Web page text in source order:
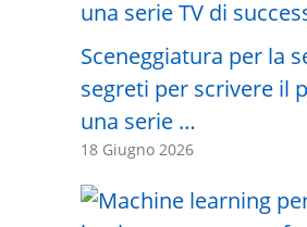
Sceneggiatura per la
segreti per scrivere il
una serie …
18 Giugno 2026